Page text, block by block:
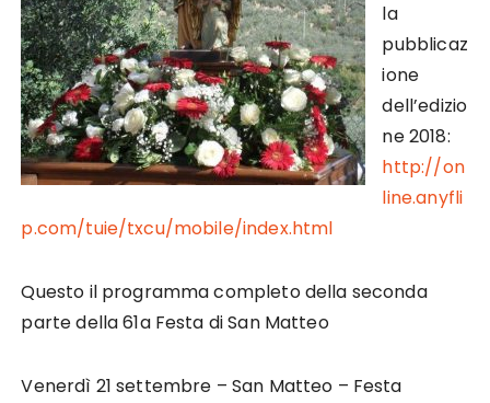
la
pubblicaz
ione
dell’edizio
ne 2018:
http://on
line.anyfli
p.com/tuie/txcu/mobile/index.html
Questo il programma completo della seconda
parte della 61a Festa di San Matteo
Venerdì 21 settembre – San Matteo – Festa